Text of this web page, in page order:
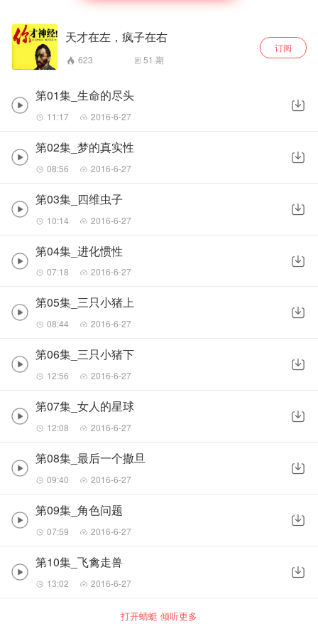
天才在左，疯子在右
623 51 期
订阅
第01集_生命的尽头
11:17 2016-6-27
第02集_梦的真实性
08:56 2016-6-27
第03集_四维虫子
10:14 2016-6-27
第04集_进化惯性
07:18 2016-6-27
第05集_三只小猪上
08:44 2016-6-27
第06集_三只小猪下
12:56 2016-6-27
第07集_女人的星球
12:08 2016-6-27
第08集_最后一个撒旦
09:40 2016-6-27
第09集_角色问题
07:59 2016-6-27
第10集_飞禽走兽
13:02 2016-6-27
打开蜻蜓 倾听更多